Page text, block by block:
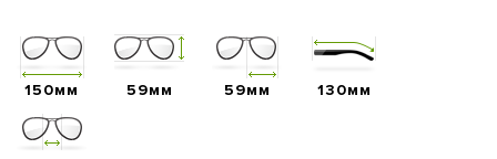
150мм 59мм 59мм 130мм